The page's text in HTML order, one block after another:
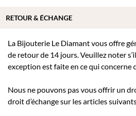
La Bijouterie Le Diamant vous offre
de retour de 14 jours. Veuillez noter
exception est faite en ce qui concerne
Nous ne pouvons pas vous offrir un
droit d’échange sur les articles
RETOUR & ÉCHANGE